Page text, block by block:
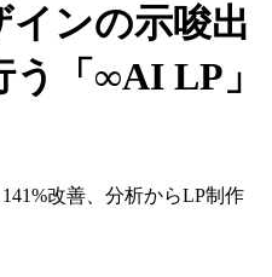
インの示唆出
う「∞AI LP」
改善、分析からLP制作